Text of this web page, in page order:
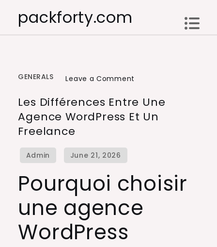
packforty.com
GENERALS Leave a Comment
Différences
Entre
Les Différences Entre Une
Agence WordPress Et Un
Freelance
Pourquoi choisir
une agence
WordPress